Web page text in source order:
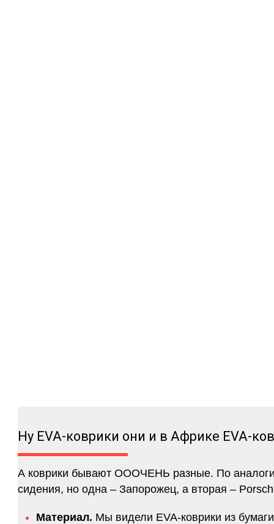
Ну EVA-коврики они и в Африке EVA-
А коврики бывают ОООЧЕНЬ разные. По
сидения, но одна – Запорожец, а вторая –
Материал. Мы видели EVA-коврики из